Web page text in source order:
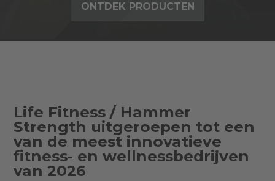
ONTDEK PRODUCTEN
Life Fitness / Hammer
Strength uitgeroepen tot een
van de meest innovatieve
fitness- en wellnessbedrijven
van 2026